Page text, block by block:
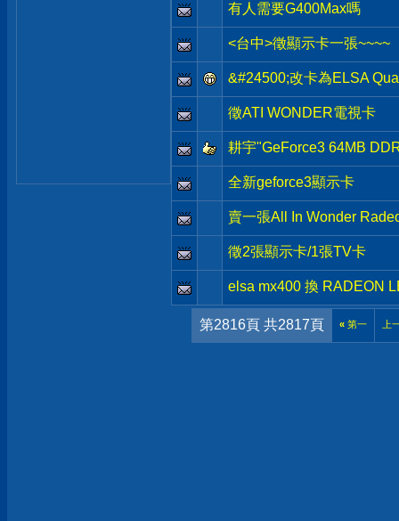
有人需要G400Max嗎
<台中>徵顯示卡一張~~~~
&#24500;改卡為ELSA
徵ATI WONDER電視卡
耕宇"GeForce3 64MB
全新geforce3顯示卡
賣一張All In Wonder
徵2張顯示卡/1張TV卡
elsa mx400 換 RADEON
第2816頁 共2817頁 «第一 上